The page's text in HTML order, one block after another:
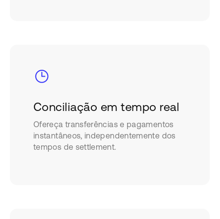
Conciliação em tempo real
Ofereça transferências e pagamentos
instantâneos, independentemente dos
tempos de settlement.